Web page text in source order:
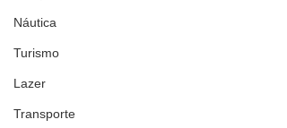
Náutica
Turismo
Lazer
Transporte